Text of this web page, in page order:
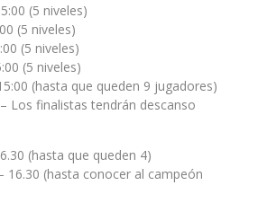
(5 niveles)
(5 niveles)
(5 niveles)
(5 niveles)
(hasta que queden 9 jugadores)
Los finalistas tendrán descanso
(hasta que queden 4)
16.30 (hasta conocer al campeón